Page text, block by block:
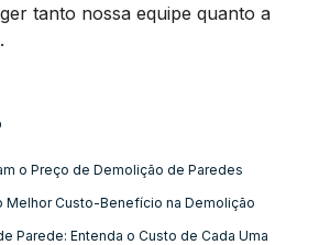
tanto nossa equipe quanto a
o Preço de Demolição de Paredes
Melhor Custo-Benefício na Demolição
Parede: Entenda o Custo de Cada Uma